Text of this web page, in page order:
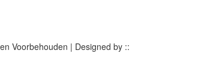
Voorbehouden | Designed by ::